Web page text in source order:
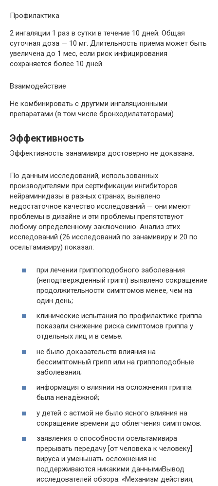
Профилактика
2 ингаляции 1 раз в сутки в течение 10 дней. Общая
суточная доза — 10 мг. Длительность приема может быть
увеличена до 1 мес, если риск инфицирования
сохраняется более 10 дней.
Взаимодействие
Не комбинировать с другими ингаляционными
препаратами (в том числе бронходилататорами).
Эффективность
Эффективность занамивира достоверно не доказана.
По данным исследований, использованных
производителями при сертификации ингибиторов
нейраминидазы в разных странах, выявлено
недостаточное качество исследований — они имеют
проблемы в дизайне и эти проблемы препятствуют
любому определённому заключению. Анализ этих
исследований (26 исследований по занамивиру и 20 по
осельтамивиру) показал:
при лечении гриппоподобного заболевания
(неподтвержденный грипп) выявлено сокращение
продолжительности симптомов менее, чем на
один день;
клинические испытания по профилактике гриппа
показали снижение риска симптомов гриппа у
отдельных лиц и в семье;
не было доказательств влияния на
бессимптомный грипп или на гриппоподобные
заболевания;
информация о влиянии на осложнения гриппа
была ненадёжной;
у детей с астмой не было ясного влияния на
сокращение времени до облегчения симптомов.
заявления о способности осельтамивира
прерывать передачу [от человека к человеку]
вируса и уменьшать осложнения не
поддерживаются никакими даннымиВывод
исследователей обзора: «Механизм действия,